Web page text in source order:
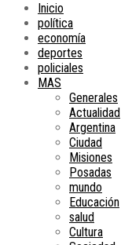
Inicio
política
economía
deportes
policiales
MAS
Generales
Actualidad
Argentina
Ciudad
Misiones
Posadas
mundo
Educación
salud
Cultura